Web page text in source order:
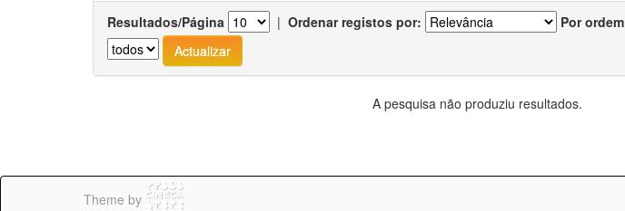
Resultados/Página | Ordenar registos por: Por ordem
A pesquisa não produziu resultados.
Theme by